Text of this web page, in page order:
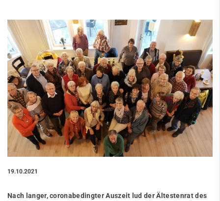
19.10.2021
Nach langer, coronabedingter Auszeit lud der Ältestenrat des